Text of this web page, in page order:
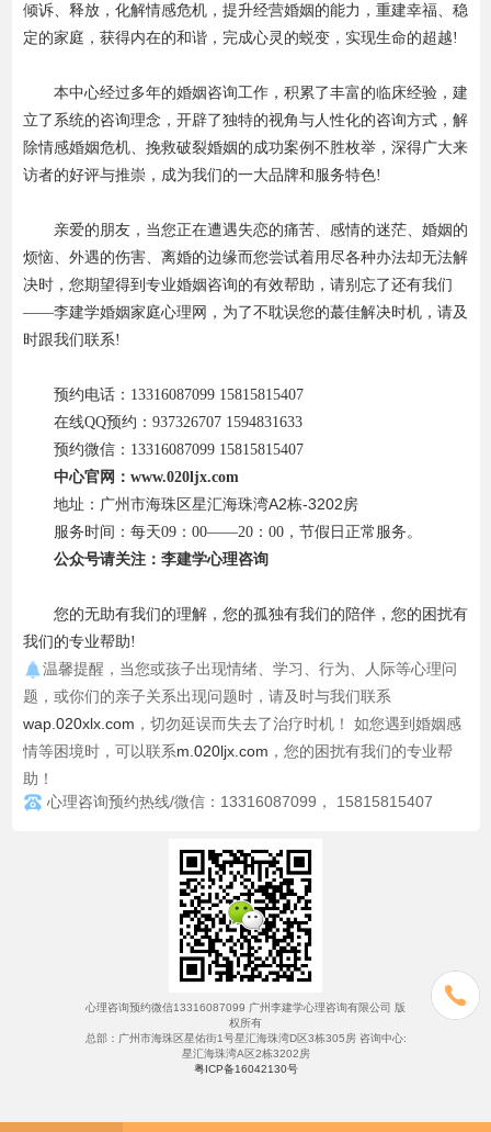
倾诉、释放，化解情感危机，提升经营婚姻的能力，重建幸福、稳
定的家庭，获得内在的和谐，完成心灵的蜕变，实现生命的超越!
本中心经过多年的婚姻咨询工作，积累了丰富的临床经验，建
立了系统的咨询理念，开辟了独特的视角与人性化的咨询方式，解
除情感婚姻危机、挽救破裂婚姻的成功案例不胜枚举，深得广大来
访者的好评与推崇，成为我们的一大品牌和服务特色!
亲爱的朋友，当您正在遭遇失恋的痛苦、感情的迷茫、婚姻的
烦恼、外遇的伤害、离婚的边缘而您尝试着用尽各种办法却无法解
决时，您期望得到专业婚姻咨询的有效帮助，请别忘了还有我们
——李建学婚姻家庭心理网，为了不耽误您的蕞佳解决时机，请及
时跟我们联系!
预约电话： 13316087099 15815815407
在线QQ预约：937326707 1594831633
预约微信：13316087099 15815815407
中心官网：www.020ljx.com
地址：广州市海珠区星汇海珠湾A2栋-3202房
服务时间：每天09：00——20：00，节假日正常服务。
公众号请关注：李建学心理咨询
您的无助有我们的理解，您的孤独有我们的陪伴，您的困扰有
我们的专业帮助!
温馨提醒，当您或孩子出现情绪、学习、行为、人际等心理问
题，或你们的亲子关系出现问题时，请及时与我们联系
wap.020xlx.com ，切勿延误而失去了治疗时机！ 如您遇到婚姻感
情等困境时，可以联系m.020ljx.com ，您的困扰有我们的专业帮
助！
心理咨询预约热线/微信：13316087099， 15815815407
心理咨询预约微信13316087099 广州李建学心理咨询有限公司 版
权所有
总部：广州市海珠区星佑街1号星汇海珠湾D区3栋305房 咨询中心:
星汇海珠湾A区2栋3202房
粤ICP备16042130号